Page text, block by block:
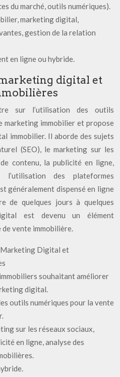
du marché, outils numériques).
marketing digital,
gestion de la relation
en ligne ou hybride.
digital et
sur l’utilisation des outils
marketing immobilier et propose
immobilier. Il aborde des sujets
(SEO), le marketing sur les
contenu, la publicité en ligne,
des plateformes
généralement dispensé en ligne
de quelques jours à quelques
est devenu un élément
vente immobilière.
Digital et
souhaitant améliorer
digital.
outils numériques pour la vente
sur les réseaux sociaux,
en ligne, analyse des